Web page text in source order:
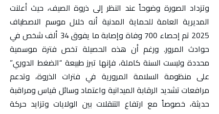
وتزداد الصورة وضوحاً عند النظر إلى ذروة الصيف، حيث أعلنت
المديرية العامة للحماية المدنية أنه خلال موسم الاصطياف
2025 تم إحصاء 700 وفاة وإصابة ما يفوق 34 ألف شخص في
حوادث المرور. ورغم أن هذه الحصيلة تخص فترة موسمية
محددة وليست السنة كاملة، فإنها تبرز طبيعة “الضغط الدوري”
على منظومة السلامة المرورية في فترات الذروة، وتدعم
مرافعات تشديد الرقابة الميدانية واعتماد وسائل قياس ومراقبة
حديثة، خصوصاً مع ارتفاع التنقلات بين الولايات وتزايد حركة